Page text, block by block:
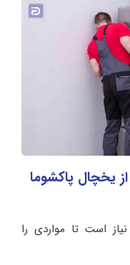
یخچال پاکشوما
نیاز است تا مواردی را